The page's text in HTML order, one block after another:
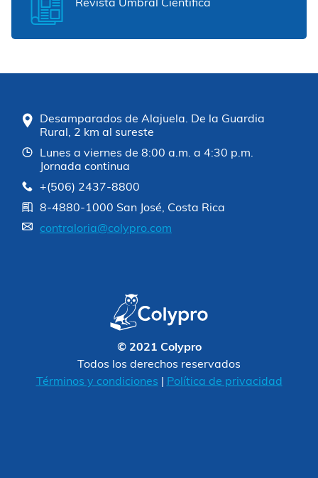
Revista Umbral Científica
Desamparados de Alajuela. De la Guardia
Rural, 2 km al sureste
Lunes a viernes de 8:00 a.m. a 4:30 p.m.
Jornada continua
+(506) 2437-8800
8-4880-1000 San José, Costa Rica
contraloria@colypro.com
© 2021 Colypro
Todos los derechos reservados
Términos y condiciones
Política de privacidad